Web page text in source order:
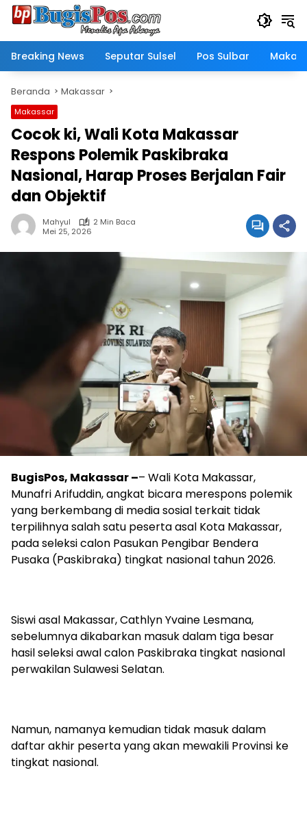
Langsung
Breaking News
Seputar Sulsel Pos Sulbar
Beranda Makassar
Makassar
Cocok ki, Wali Kota Makassar
Respons Polemik Paskibraka
Nasional, Harap Proses Berjalan Fair
dan Objektif
Mahyul
2 Min Baca
Mei 25, 2026
BugisPos, Makassar –– Wali Kota Makassar,
Munafri Arifuddin, angkat bicara merespons polemik
yang berkembang di media sosial terkait tidak
terpilihnya salah satu peserta asal Kota Makassar,
pada seleksi calon Pasukan Pengibar Bendera
Pusaka (Paskibraka) tingkat nasional tahun 2026.
Siswi asal Makassar, Cathlyn Yvaine Lesmana,
sebelumnya dikabarkan masuk dalam tiga besar
hasil seleksi awal calon Paskibraka tingkat nasional
perwakilan Sulawesi Selatan.
Namun, namanya kemudian tidak masuk dalam
daftar akhir peserta yang akan mewakili Provinsi ke
tingkat nasional.